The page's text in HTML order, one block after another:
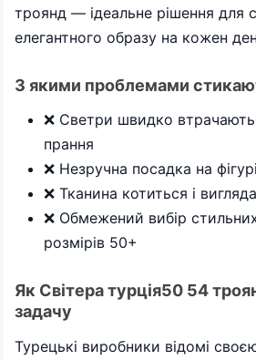
троянд — ідеальне рішення для
елегантного образу на кожен
З якими проблемами
❌ Светри швидко
прання
❌ Незручна посадка на
❌ Тканина котиться і
❌ Обмежений вибір
розмірів 50+
Як Світера турція50 54
задачу
Турецькі виробники відомі